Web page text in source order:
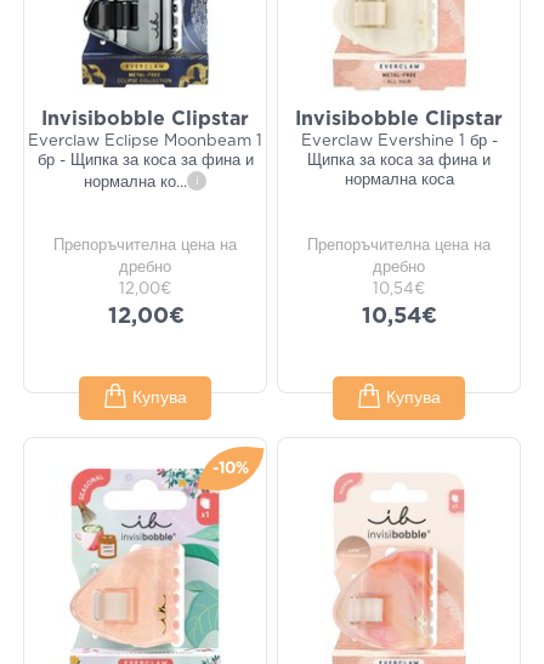
Invisibobble Clipstar
Everclaw Eclipse Moonbeam 1
бр - Щипка за коса за фина и
нормална ко... i
Препоръчителна цена на
дребно
12,00€
12,00€
Купува
Invisibobble Clipstar
Everclaw Evershine 1 бр -
Щипка за коса за фина и
нормална коса
Препоръчителна цена на
дребно
10,54€
10,54€
Купува
-10%